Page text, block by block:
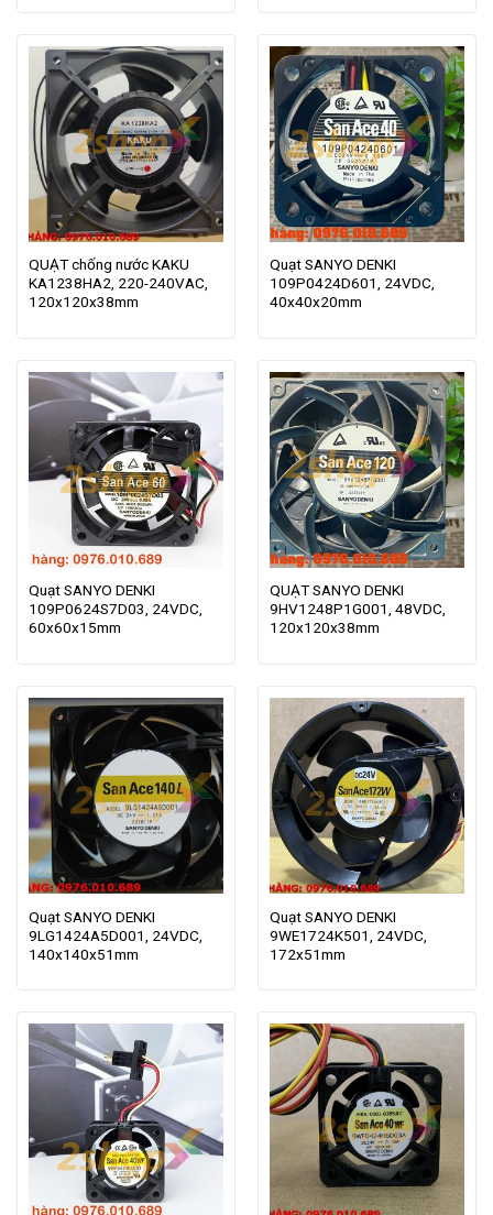
QUẠT chống nước KAKU
KA1238HA2, 220-240VAC,
120x120x38mm
Quạt SANYO DENKI
109P0424D601, 24VDC,
40x40x20mm
Quạt SANYO DENKI
109P0624S7D03, 24VDC,
60x60x15mm
QUẠT SANYO DENKI
9HV1248P1G001, 48VDC,
120x120x38mm
Quạt SANYO DENKI
9LG1424A5D001, 24VDC,
140x140x51mm
Quạt SANYO DENKI
9WE1724K501, 24VDC,
172x51mm